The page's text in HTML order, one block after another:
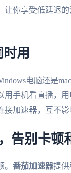
让你享受低延迟
用
电脑还是mac
手机看直播，用
加速器，互不影
告别卡顿
番茄加速器提